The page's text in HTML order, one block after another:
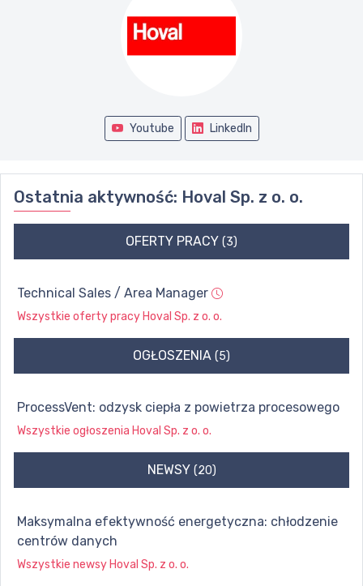
Youtube LinkedIn
Ostatnia aktywność: Hoval Sp. z o. o.
OFERTY PRACY (3)
Technical Sales / Area Manager
Wszystkie oferty pracy Hoval Sp. z o. o.
OGŁOSZENIA (5)
ProcessVent: odzysk ciepła z powietrza procesowego
Wszystkie ogłoszenia Hoval Sp. z o. o.
NEWSY (20)
Maksymalna efektywność energetyczna: chłodzenie
centrów danych
Wszystkie newsy Hoval Sp. z o. o.